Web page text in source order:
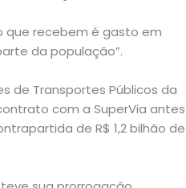
que recebem é gasto em
da população”.
de Transportes Públicos da
com a SuperVia antes
de R$ 1,2 bilhão de